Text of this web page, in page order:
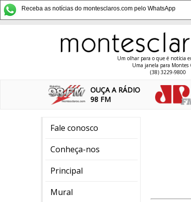
Receba as notícias do montesclaros.com pelo WhatsApp
Um olhar para o que é notícia
Uma janela para Montes
(38) 3229-9800
OUÇA A RÁDIO
98 FM
Fale conosco
Conheça-nos
Principal
Mural